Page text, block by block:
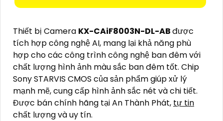
Thiết bị Camera KX-CAiF8003N-DL-ABđược
tích hợp công nghệ AI, mang lại khả năng phù
hợp cho các công trình công nghệ ban đêm với
chất lượng hình ảnh màu sắc ban đêm tốt. Chip
Sony STARVIS CMOS của sản phẩm giúp xử lý
mạnh mẽ, cung cấp hình ảnh sắc nét và chi tiết.
Được bán chính hãng tại An Thành Phát, tự tin
chất lượng và uy tín.